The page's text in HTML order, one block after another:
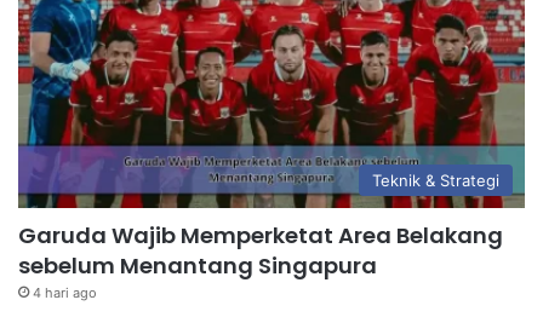
Teknik & Strategi
Garuda Wajib Memperketat Area Belakang
sebelum Menantang Singapura
4 hari ago